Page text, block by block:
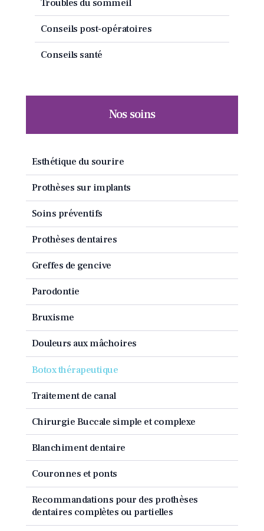
Troubles du sommeil
Conseils post-opératoires
Conseils santé
Nos soins
Esthétique du sourire
Prothèses sur implants
Soins préventifs
Prothèses dentaires
Greffes de gencive
Parodontie
Bruxisme
Douleurs aux mâchoires
Botox thérapeutique
Traitement de canal
Chirurgie Buccale simple et complexe
Blanchiment dentaire
Couronnes et ponts
Recommandations pour des prothèses
dentaires complètes ou partielles